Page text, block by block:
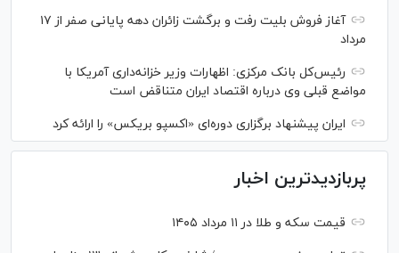
آغاز فروش بلیت رفت و برگشت زائران دهه پایانی صفر از ۱۷
مرداد
رئیس‌کل بانک مرکزی: اظهارات وزیر خزانه‌داری آمریکا با
مواضع قبلی وی درباره اقتصاد ایران متناقض است
ایران پیشنهاد برگزاری دوره‌ای «اکسپو بریکس» را ارائه کرد
پربازدیدترین اخبار
قیمت سکه و طلا در ۱۱ مرداد ۱۴۰۵